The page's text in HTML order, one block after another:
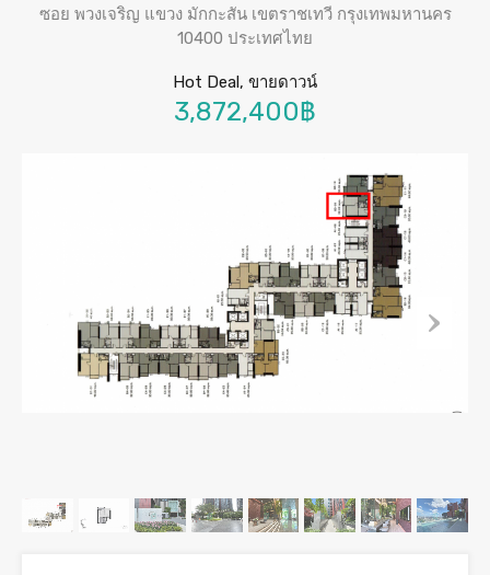
ซอย พวงเจริญ แขวง มักกะสัน เขตราชเทวี กรุงเทพมหานคร
10400 ประเทศไทย
Hot Deal, ขายดาวน์
3,872,400฿